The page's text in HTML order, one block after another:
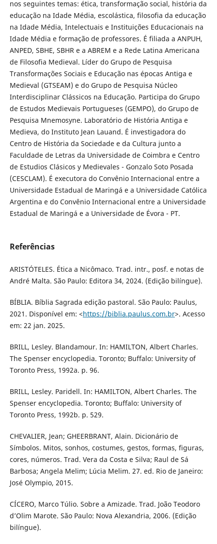
nos seguintes temas: ética, transformação social, história da
educação na Idade Média, escolástica, filosofia da educação
na Idade Média, Intelectuais e Instituições Educacionais na
Idade Média e formação de professores. É filiada a ANPUH,
ANPED, SBHE, SBHR e a ABREM e a Rede Latina Americana
de Filosofia Medieval. Líder do Grupo de Pesquisa
Transformações Sociais e Educação nas épocas Antiga e
Medieval (GTSEAM) e do Grupo de Pesquisa Núcleo
Interdisciplinar Clássicos na Educação. Participa do Grupo
de Estudos Medievais Portugueses (GEMPO), do Grupo de
Pesquisa Mnemosyne. Laboratório de História Antiga e
Medieva, do Instituto Jean Lauand. É investigadora do
Centro de História da Sociedade e da Cultura junto a
Faculdade de Letras da Universidade de Coimbra e Centro
de Estudios Clásicos y Medievales - Gonzalo Soto Posada
(CESCLAM). É executora do Convênio Internacional entre a
Universidade Estadual de Maringá e a Universidade Católica
Argentina e do Convênio Internacional entre a Universidade
Estadual de Maringá e a Universidade de Évora - PT.
Referências
ARISTÓTELES. Ética a Nicômaco. Trad. intr., posf. e notas de
André Malta. São Paulo: Editora 34, 2024. (Edição bilíngue).
BÍBLIA. Bíblia Sagrada edição pastoral. São Paulo: Paulus,
2021. Disponível em: <https://biblia.paulus.com.br>. Acesso
em: 22 jan. 2025.
BRILL, Lesley. Blandamour. In: HAMILTON, Albert Charles.
The Spenser encyclopedia. Toronto; Buffalo: University of
Toronto Press, 1992a. p. 96.
BRILL, Lesley. Paridell. In: HAMILTON, Albert Charles. The
Spenser encyclopedia. Toronto; Buffalo: University of
Toronto Press, 1992b. p. 529.
CHEVALIER, Jean; GHEERBRANT, Alain. Dicionário de
Símbolos. Mitos, sonhos, costumes, gestos, formas, figuras,
cores, números. Trad. Vera da Costa e Silva; Raul de Sá
Barbosa; Angela Melim; Lúcia Melim. 27. ed. Rio de Janeiro:
José Olympio, 2015.
CÍCERO, Marco Túlio. Sobre a Amizade. Trad. João Teodoro
d’Olim Marote. São Paulo: Nova Alexandria, 2006. (Edição
bilíngue).